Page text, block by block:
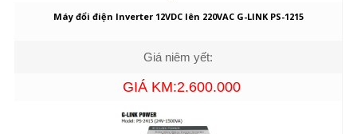
Máy đổi điện Inverter 12VDC lên 220VAC G-LINK PS-1215
Giá niêm yết:
GIÁ KM:2.600.000